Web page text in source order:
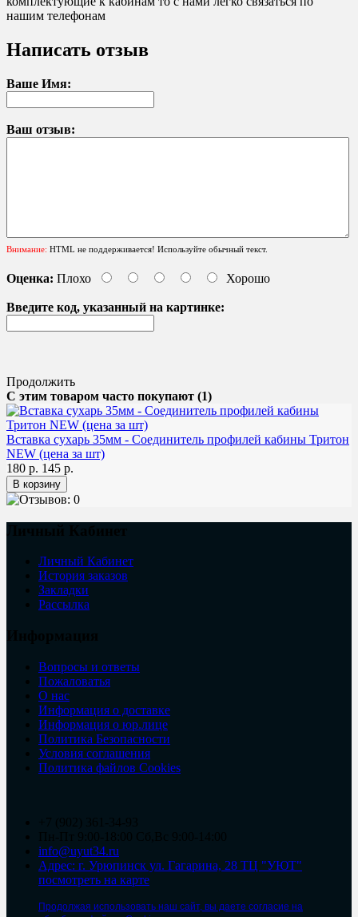
нашим телефонам
Написать отзыв
Ваше Имя:
Ваш отзыв:
Внимание: HTML не поддерживается! Используйте обычный текст.
Оценка: Плохо Хорошо
Введите код, указанный на картинке:
Продолжить
С этим товаром часто покупают (1)
Вставка сухарь 35мм - Соединитель профилей кабины Тритон
NEW (цена за шт)
180 р. 145 р.
Личный Кабинет
История заказов
Закладки
Рассылка
Вопросы и ответы
Пожаловатья
О нас
Информация о доставке
Информация о юр.лице
Политика Безопасности
Условия соглашения
Политика файлов Cookies
info@uyut34.ru
Адрес: г. Урюпинск ул. Гагарина, 28 ТЦ "УЮТ"
посмотреть на карте
Продолжая использовать наш сайт, вы даете согласие на